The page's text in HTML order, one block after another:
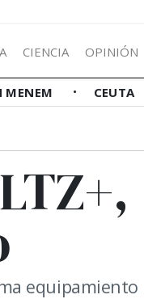
CIENCIA OPINIÓN
MENEM CEUTA
equipamiento